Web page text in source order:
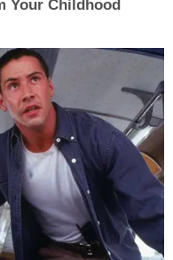
Your Childhood